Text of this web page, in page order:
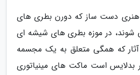
اثر هنری دست ساز که دورن بطری های
شوند، در موزه بطری های شیشه ای
که همگی متعلق به یک مجسمه
بدلایس است ماکت های مینیاتوری